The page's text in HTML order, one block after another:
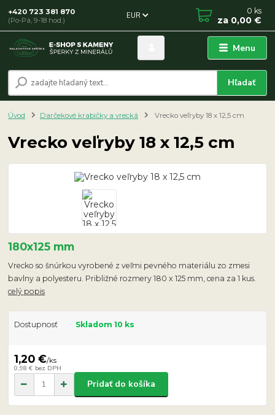
Menu
EUR
Hľadať
+420 723 381 870
(Po-Pá, 9-18 hod.)
0 ks
za 0,00 €
Úvod Darčekové krabičky a vrecká Vrecko veľryby 18 x 12,5 cm
Vrecko veľryby 18 x 12,5 cm
180x125 mm
Vrecko so šnúrkou vyrobené z veľmi pevného materiálu zo zmesi
bavlny a polyesteru. Približné rozmery 180 x 125 mm, cena za 1 kus.
celý popis
Dostupnosť Skladom 10 ks
1,20 €/ks
0,98 € bez DPH
Pridať do košíka